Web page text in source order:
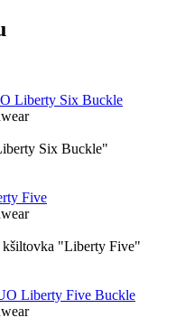
Liberty Six Buckle
Six Buckle"
Five
kšiltovka "Liberty Five"
Liberty Five Buckle